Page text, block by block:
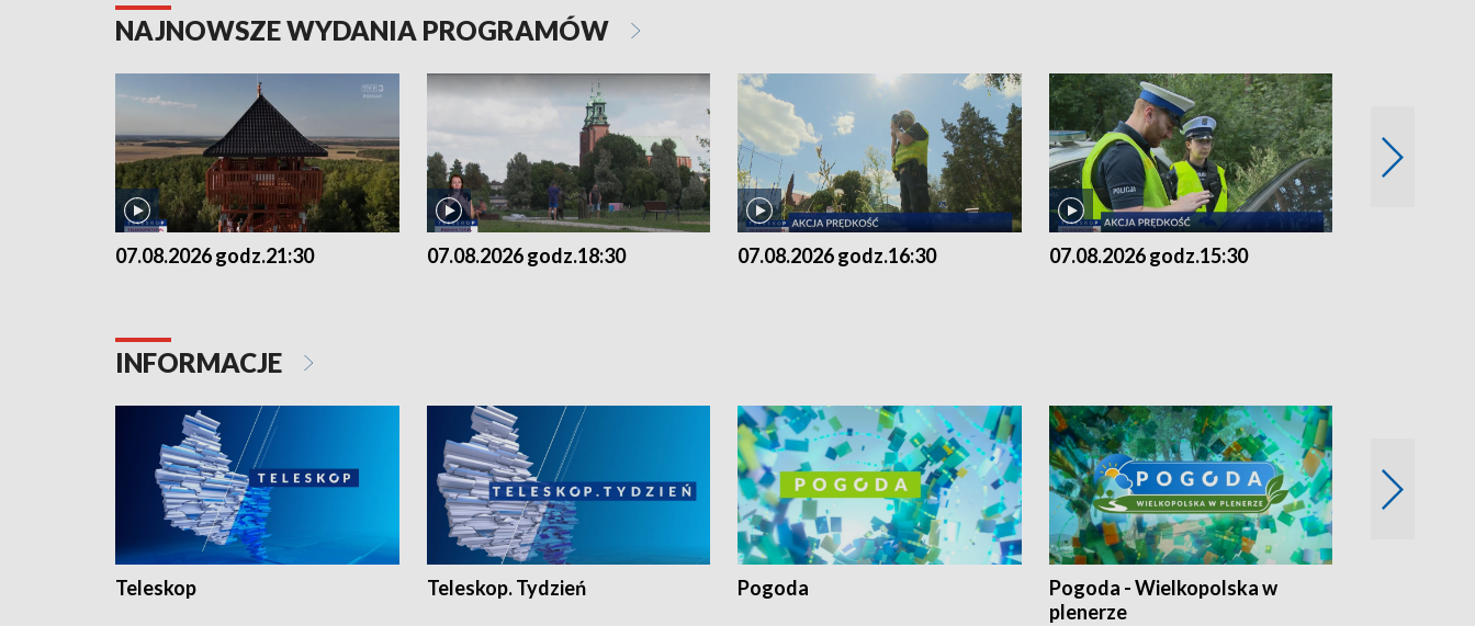
NAJNOWSZE WYDANIA PROGRAMÓW
07.08.2026 godz.21:30 07.08.2026 godz.18:30 07.08.2026 godz.16:30 07.08.2026 godz.15:30
INFORMACJE
Teleskop Teleskop. Tydzień Pogoda
Pogoda - Wielkopolska w
plenerze